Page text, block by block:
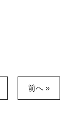
前へ »